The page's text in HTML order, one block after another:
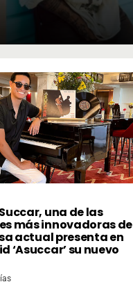
una de las
más innovadoras de
actual presenta en
‘Asuccar’ su nuevo